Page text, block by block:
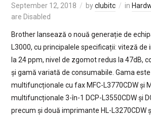
September 12, 2018 byclubitc in
are Disabled
Brother lansează o nouă generație de
L3000, cu principalele specificații: viteză de
la 24 ppm, nivel de zgomot redus la 47dB,
și gamă variată de consumabile. Gama
multifuncționale cu fax MFC-L3770CDW și
multifuncționale 3-în-1 DCP-L3550CDW și
precum și două imprimante HL-L3270CDW